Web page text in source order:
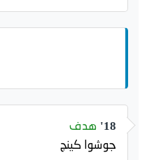
18' هدف
جوشوا كينج